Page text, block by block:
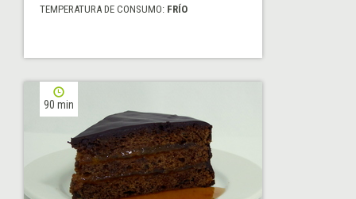
TEMPERATURA DE CONSUMO: FRÍO
90 min